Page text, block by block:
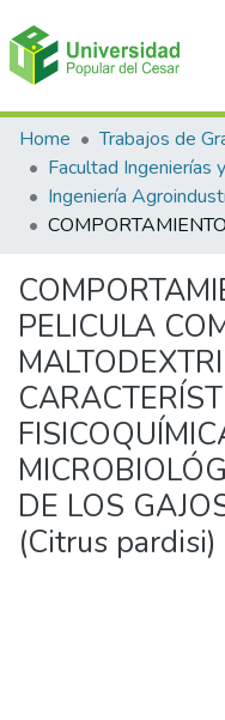
Communities &
All of DSpace
Statistics
Home
Ingeniería
PELICULA
DE LOS
(Citrus pardisi)